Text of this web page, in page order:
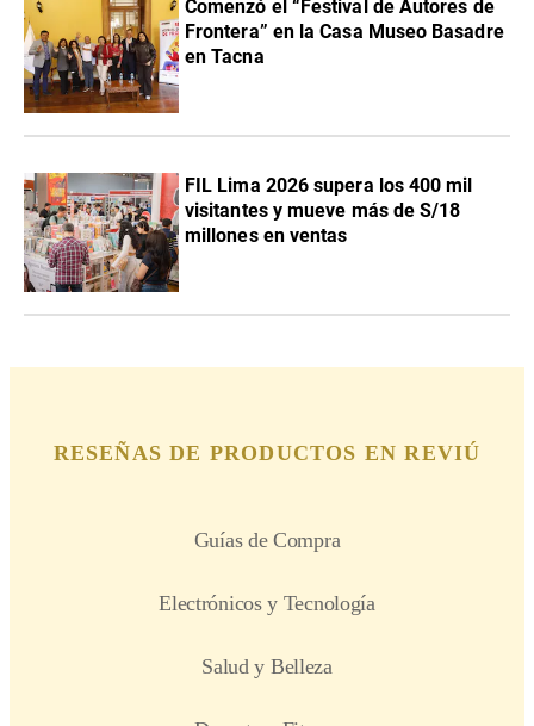
Comenzó el “Festival de Autores de
Frontera” en la Casa Museo Basadre
en Tacna
FIL Lima 2026 supera los 400 mil
visitantes y mueve más de S/18
millones en ventas